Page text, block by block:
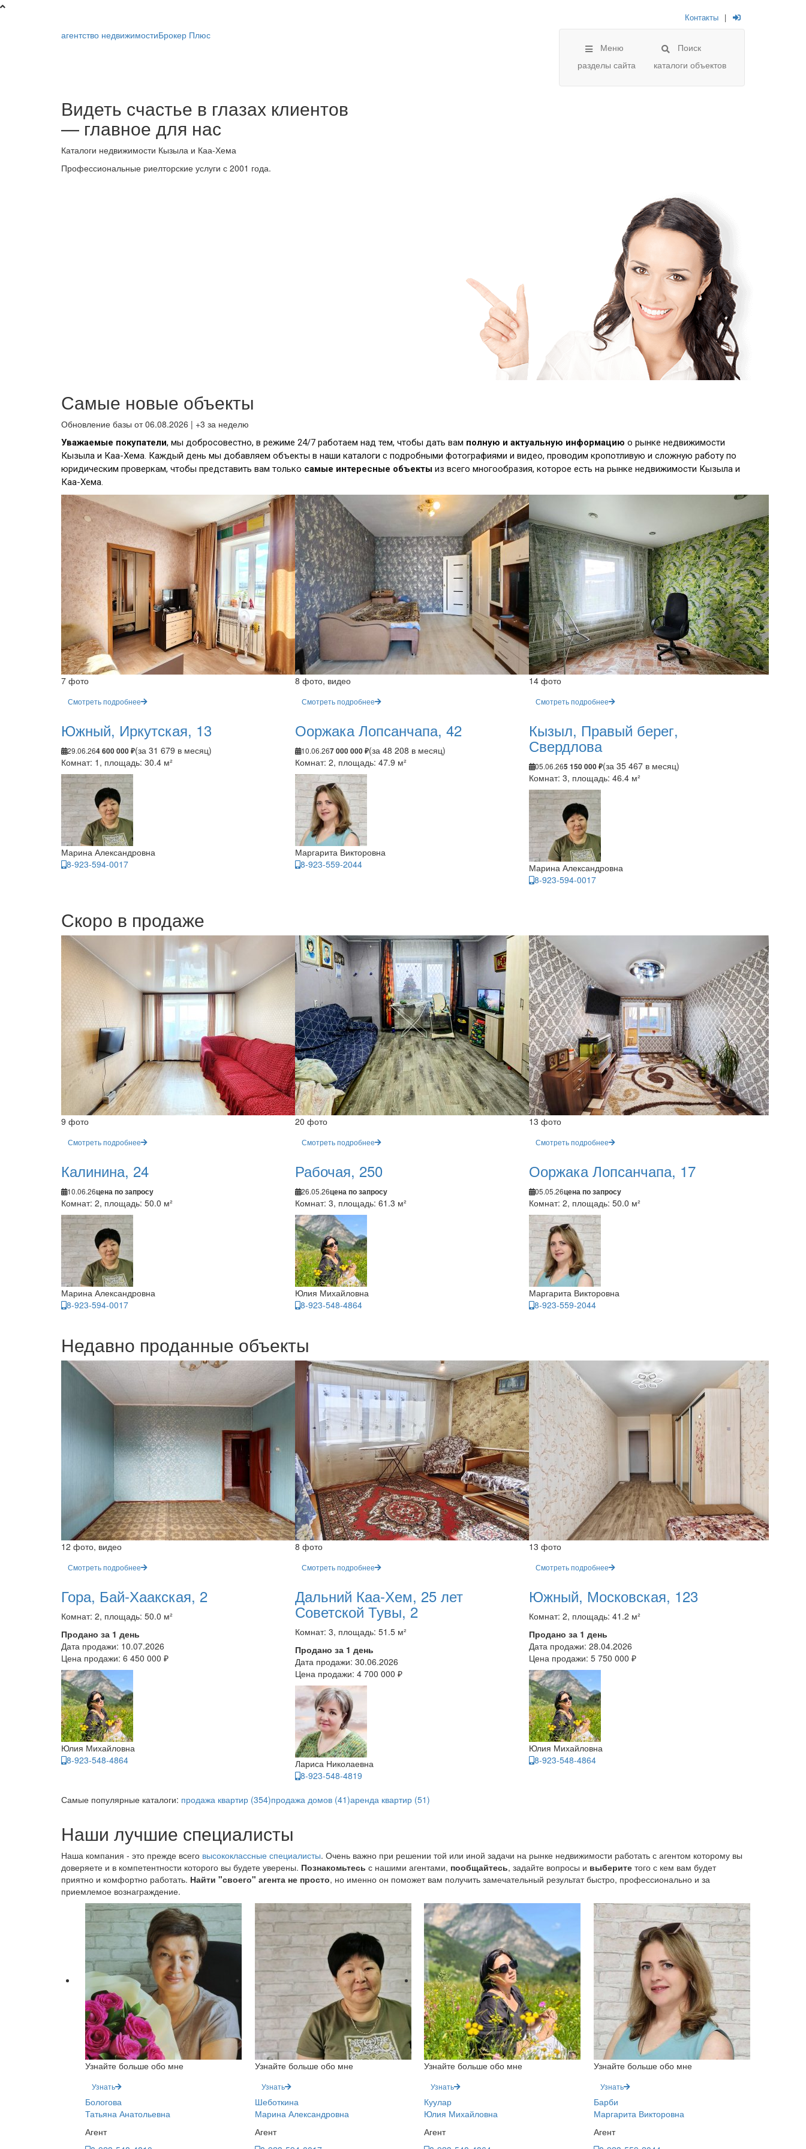
Контакты |
Меню
разделы сайта
Поиск
каталоги объектов
агентство недвижимостиБрокер Плюс
Брокер
риелторская
Видеть счастье в глазах клиентов
— главное для нас
Каталоги недвижимости Кызыла и Каа-Хема
Профессиональные риелторские услуги с 2001 года.
Самые новые объекты
Обновление базы от 06.08.2026 | +3 за неделю
Уважаемые покупатели, мы добросовестно, в режиме 24/7 работаем над тем, чтобы дать вам полную и актуальную информацию о рынке недвижимости
Кызыла и Каа-Хема. Каждый день мы добавляем объекты в наши каталоги с подробными фотографиями и видео, проводим кропотливую и сложную работу по
юридическим проверкам, чтобы представить вам только самые интересные объекты из всего многообразия, которое есть на рынке недвижимости Кызыла и
Каа-Хема.
7 фото
Смотреть подробнее
Южный, Иркутская, 13
29.06.264 600 000 ₽(за 31 679 в месяц)
Комнат: 1, площадь: 30.4 м²
Марина Александровна
8-923-594-0017
8 фото, видео
Смотреть подробнее
Ооржака Лопсанчапа, 42
10.06.267 000 000 ₽(за 48 208 в месяц)
Комнат: 2, площадь: 47.9 м²
Маргарита Викторовна
8-923-559-2044
14 фото
Смотреть подробнее
Кызыл, Правый берег,
Свердлова
05.06.265 150 000 ₽(за 35 467 в месяц)
Комнат: 3, площадь: 46.4 м²
Марина Александровна
8-923-594-0017
Скоро в продаже
9 фото
Смотреть подробнее
Калинина, 24
10.06.26цена по запросу
Комнат: 2, площадь: 50.0 м²
Марина Александровна
8-923-594-0017
20 фото
Смотреть подробнее
Рабочая, 250
26.05.26цена по запросу
Комнат: 3, площадь: 61.3 м²
Юлия Михайловна
8-923-548-4864
13 фото
Смотреть подробнее
Ооржака Лопсанчапа, 17
05.05.26цена по запросу
Комнат: 2, площадь: 50.0 м²
Маргарита Викторовна
8-923-559-2044
Недавно проданные объекты
12 фото, видео
Смотреть подробнее
Гора, Бай-Хаакская, 2
Комнат: 2, площадь: 50.0 м²
Продано за 1 день
Дата продажи: 10.07.2026
Цена продажи: 6 450 000 ₽
Юлия Михайловна
8-923-548-4864
8 фото
Смотреть подробнее
Дальний Каа-Хем, 25 лет
Советской Тувы, 2
Комнат: 3, площадь: 51.5 м²
Продано за 1 день
Дата продажи: 30.06.2026
Цена продажи: 4 700 000 ₽
Лариса Николаевна
8-923-548-4819
13 фото
Смотреть подробнее
Южный, Московская, 123
Комнат: 2, площадь: 41.2 м²
Продано за 1 день
Дата продажи: 28.04.2026
Цена продажи: 5 750 000 ₽
Юлия Михайловна
8-923-548-4864
Самые популярные каталоги: продажа квартир (354)продажа домов (41)аренда квартир (51)
Наши лучшие специалисты
Наша компания - это прежде всего высококлассные специалисты. Очень важно при решении той или иной задачи на рынке недвижимости работать с агентом которому вы
доверяете и в компетентности которого вы будете уверены. Познакомьтесь с нашими агентами, пообщайтесь, задайте вопросы и выберите того с кем вам будет
приятно и комфортно работать. Найти "своего" агента не просто, но именно он поможет вам получить замечательный результат быстро, профессионально и за
приемлемое вознаграждение.
Узнайте больше обо мне
Узнать
Бологова
Татьяна Анатольевна
Агент
Узнайте больше обо мне
Узнать
Шеботкина
Марина Александровна
Агент
Узнайте больше обо мне
Узнать
Куулар
Юлия Михайловна
Агент
Узнайте больше обо мне
Узнать
Барби
Маргарита Викторовна
Агент